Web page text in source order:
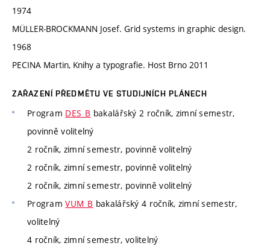
1974
MÜLLER-BROCKMANN Josef. Grid systems in graphic design.
1968
PECINA Martin, Knihy a typografie. Host Brno 2011
ZAŘAZENÍ PŘEDMĚTU VE STUDIJNÍCH PLÁNECH
Program DES_B bakalářský 2 ročník, zimní semestr,
povinně volitelný
2 ročník, zimní semestr, povinně volitelný
2 ročník, zimní semestr, povinně volitelný
2 ročník, zimní semestr, povinně volitelný
ProgramVUM_B bakalářský 4 ročník, zimní semestr,
volitelný
4 ročník, zimní semestr, volitelný